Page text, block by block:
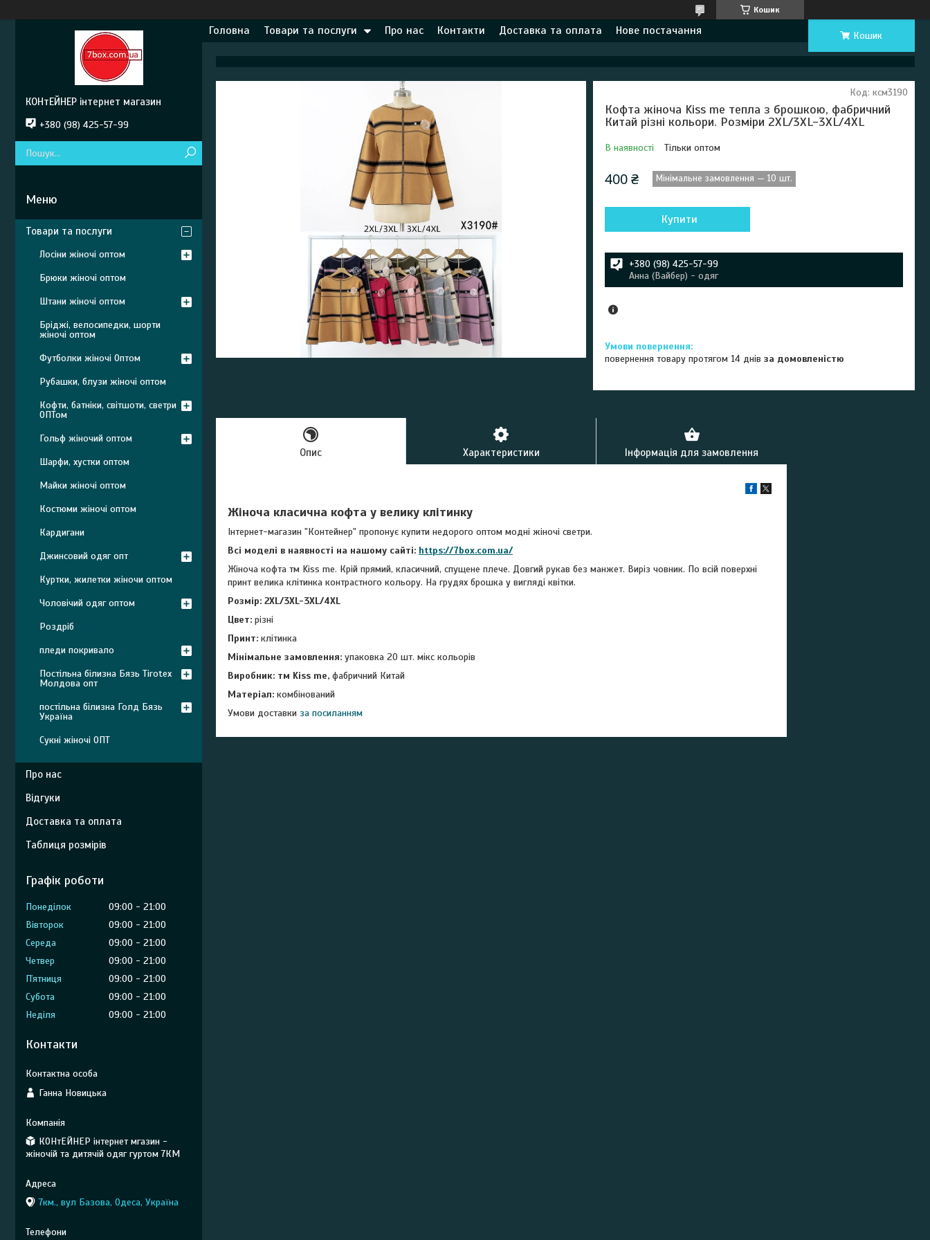
Кошик
Головна Товари та послуги Про нас Контакти Доставка та оплата Нове постачання Кошик
Кофта жіноча Kiss me тепла з брошкою, фабричний
Китай різні кольори. Розміри 2XL/3XL-3XL/4XL
В наявності Тільки оптом
Код: ксм3190
400 ₴ Мінімальне замовлення — 10 шт.
Купити
+380 (98) 425-57-99
Анна (Вайбер) - одяг
повернення товару протягом 14 днівза домовленістю
Опис Характеристики Інформація для замовлення
Жіноча класична кофта у велику клітинку
Інтернет-магазин "Контейнер" пропонує купити недорого оптом модні жіночі светри.
Всі моделі в наявності на нашому сайті: https://7box.com.ua/
Жіноча кофта тм Kiss me. Крій прямий, класичний, спущене плече. Довгий рукав без манжет. Виріз човник. По всій поверхні
принт велика клітинка контрастного кольору. На грудях брошка у вигляді квітки.
Розмір: 2XL/3XL-3XL/4XL
Цвет: різні
Принт: клітинка
Мінімальне замовлення: упаковка 20 шт. мікс кольорів
Виробник: тм Kiss me, фабричний Китай
Матеріал: комбінований
Умови доставки за посиланням
КОНтЕЙНЕР інтернет магазин
+380 (98) 425-57-99
Товари та послуги
Лосіни жіночі оптом
Брюки жіночі оптом
Штани жіночі оптом
Бріджі, велосипедки, шорти
жіночі оптом
Футболки жіночі Оптом
Рубашки, блузи жіночі оптом
Кофти, батніки, світшоти, светри
ОПТом
Гольф жіночий оптом
Шарфи, хустки оптом
Майки жіночі оптом
Костюми жіночі оптом
Кардигани
Джинсовий одяг опт
Куртки, жилетки жіночи оптом
Чоловічий одяг оптом
Роздріб
пледи покривало
Постільна білизна Бязь Tirotex
Молдова опт
постільна білизна Голд Бязь
Україна
Сукні жіночі ОПТ
Про нас
Відгуки
Доставка та оплата
Таблиця розмірів
Графік роботи
Понеділок 09:00
21:00
Вівторок
09:00
21:00
Середа
09:00
21:00
Четвер
09:00
21:00
Пʼятниця
09:00
21:00
Субота
09:00
21:00
Неділя
09:00 21:00
Контакти
Ганна Новицька
КОНтЕЙНЕР інтернет мгазин -
жіночій та дитячій одяг гуртом 7КМ
7км., вул Базова, Одеса, Україна